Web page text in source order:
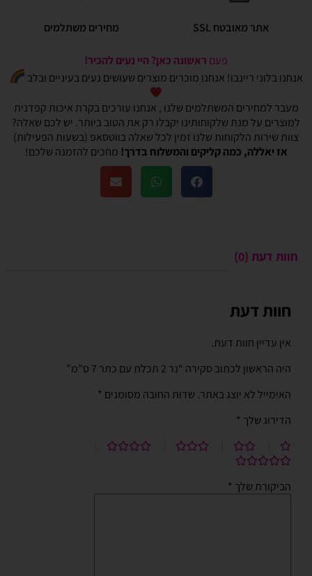
אתר מאובטח SSL מחירים משתלמים
פעם ראשונה כאן? היי נעים להכיר!
אנחנו בלוני ריינבו! אנחנו מוכרים מוצרים שעושים נעים בעיניים ובלב
מעבר למחירים המשתלמים שלנו , אנחנו עורכים בקרת איכות קפדנית
למוצרים על מנת שלקוחותינו יקבלו רק את הטוב ביותר. יש לכם שאלה?
צוות שירות הלקוחות שלנו זמין לכל שאלה בווטסאפ (בשעות הפעילות)
אז יאללה, כמה קליקים והמשלוח בדרך! מחכים להזמנה שלכם!
חוות דעת (0)
חוות דעת
אין עדיין חוות דעת.
היה הראשון לכתוב סקירה “נר 2 תכלת עם כתר 7 ס”מ”
האימייל לא יוצג באתר. שדות החובה מסומנים *
הדירוג שלך *
הביקורת שלך *